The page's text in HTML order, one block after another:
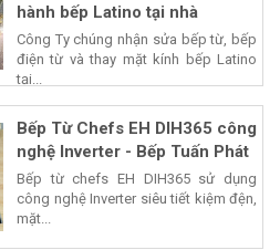
hành bếp Latino tại nhà
Công Ty chúng nhận sửa bếp từ, bếp
điện từ và thay mặt kính bếp Latino
tại...
Bếp Từ Chefs EH DIH365 công
nghệ Inverter - Bếp Tuấn Phát
Bếp từ chefs EH DIH365 sử dụng
công nghệ Inverter siêu tiết kiệm đện,
mặt...